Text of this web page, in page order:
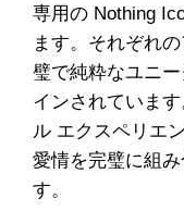
専用の Nothing
ます。それぞれ
璧で純粋なユニ
インされていま
ル エクスペリエ
愛情を完璧に組
す。